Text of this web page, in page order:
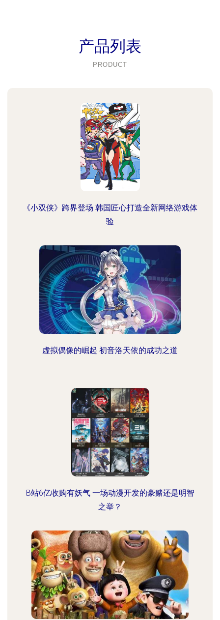
产品列表
PRODUCT
《小双侠》跨界登场 韩国匠心打造全新网络游戏体
验
虚拟偶像的崛起 初音洛天依的成功之道
B站6亿收购有妖气 一场动漫开发的豪赌还是明智
之举？